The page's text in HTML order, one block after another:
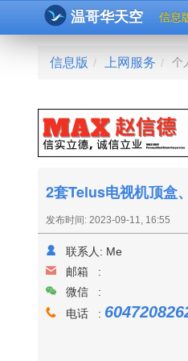
温哥华天空 信息
信息版 / 上网服务 / 个
2套Telus电视机顶盒
发布时间: 2023-09-11, 16:55
联系人: Me
邮箱 :
微信 :
电话 :